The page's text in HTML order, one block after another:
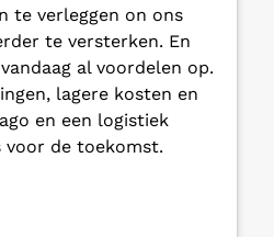
te verleggen on ons
te versterken. En
al voordelen op.
lagere kosten en
en een logistiek
voor de toekomst.